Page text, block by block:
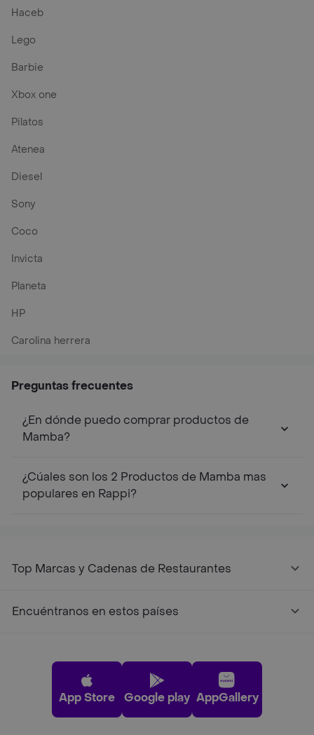
Haceb
Lego
Barbie
Xbox one
Pilatos
Atenea
Diesel
Sony
Coco
Invicta
Planeta
HP
Carolina herrera
Preguntas frecuentes
¿En dónde puedo comprar productos de
Mamba?
¿Cúales son los 2 Productos de Mamba mas
populares en Rappi?
Top Marcas y Cadenas de Restaurantes
Encuéntranos en estos países
App Store Google play AppGallery